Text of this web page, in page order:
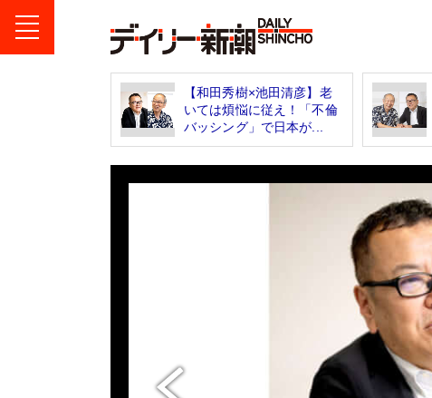
【和田秀樹×池田清彦】老
いては煩悩に従え！「不倫
バッシング」で日本が...